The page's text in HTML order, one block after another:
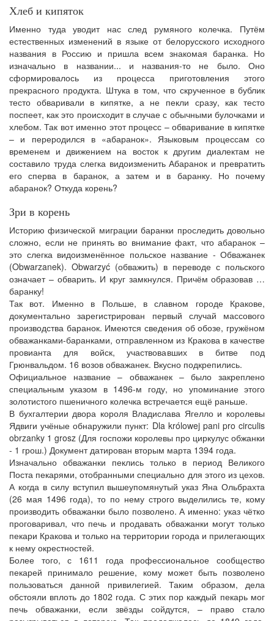
Хлеб и кипяток
Именно туда уводит нас след румяного колечка. Путём
естественных изменений в языке от белорусского исходного
названия в Россию и пришла всем знакомая баранка. Но
изначально в названии... и названия-то не было. Оно
сформировалось из процесса приготовления этого
прекрасного продукта. Штука в том, что скрученное в бублик
тесто обваривали в кипятке, а не пекли сразу, как тесто
поспеет, как это происходит в случае с обычными булочками и
хлебом. Так вот именно этот процесс – обваривание в кипятке
– и переродился в «абаранок». Языковым процессам со
временем и движением на восток к другим диалектам не
составило труда слегка видоизменить Абаранок и превратить
его сперва в баранок, а затем и в баранку. Но почему
абаранок? Откуда корень?
Зри в корень
Историю физической миграции баранки проследить довольно
сложно, если не принять во внимание факт, что абаранок –
это слегка видоизменённое польское название - Обважанек
(Obwarzanek). Obwarzyć (обважить) в переводе с польского
означает – обварить. И круг замкнулся. Причём образовав …
баранку!
Так вот. Именно в Польше, в славном городе Кракове,
документально зарегистрирован первый случай массового
производства баранок. Имеются сведения об обозе, гружёном
обважанками-баранками, отправленном из Кракова в качестве
провианта для войск, участвовавших в битве под
Грюнвальдом. 16 возов обважанек. Вкусно подкрепились.
Официальное название – обважанек – было закреплено
специальным указом в 1496-м году, но упоминание этого
золотистого пшеничного колечка встречается ещё раньше.
В бухгалтерии двора короля Владислава Ягелло и королевы
Ядвиги учёные обнаружили пункт: Dla królowej pani pro circulis
obrzanky 1 grosz (Для госпожи королевы про циркулус обжанки
- 1 грош.) Документ датирован вторым марта 1394 года.
Изначально обважанки пеклись только в период Великого
Поста пекарями, отобранными специально для этого из цехов.
А когда в силу вступил вышеупомянутый указ Яна Ольбрахта
(26 мая 1496 года), то по нему строго выделились те, кому
производить обважанки было позволено. А именно: указ чётко
проговаривал, что печь и продавать обважанки могут только
пекари Кракова и только на территории города и прилегающих
к нему окрестностей.
Более того, с 1611 года профессиональное сообщество
пекарей принимало решение, кому может быть позволено
пользоваться данной привилегией. Таким образом, дела
обстояли вплоть до 1802 года. С этих пор каждый пекарь мог
печь обважанки, если звёзды сойдутся, – право стало